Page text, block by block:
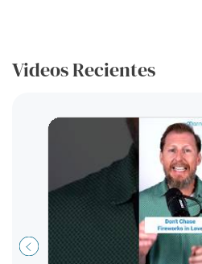
Videos Recientes